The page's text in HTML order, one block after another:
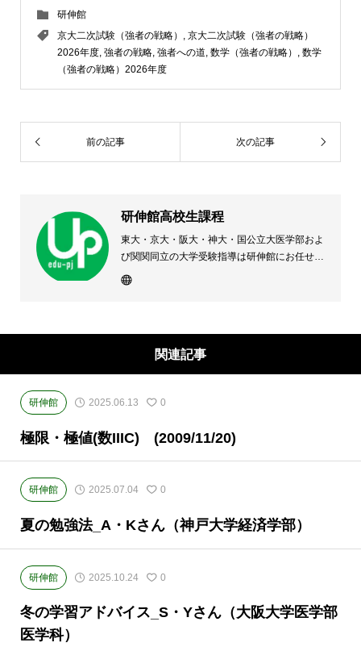
研伸館
京大二次試験（強者の戦略）
京大二次試験（強者の戦略）
2026年度 強者の戦略 強者への道 数学（強者の戦略）
数学
（強者の戦略）2026年度
前の記事 次の記事
研伸館高校生課程
東大・京大・阪大・神大・国公立大医学部およ
び関関同立の大学受験指導は研伸館にお任せく
ださい。 大阪(上本町・天王寺・豊中)・兵庫
関連記事
研伸館 2025.06.13 0
極限・極値(数IIIC) (2009/11/20)
研伸館 2025.07.04 0
夏の勉強法_A・Kさん（神戸大学経済学部）
研伸館 2025.10.24 0
冬の学習アドバイス_S・Yさん（大阪大学医学部
医学科）